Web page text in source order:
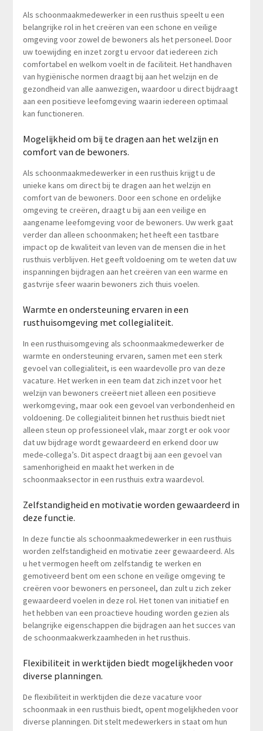
Als schoonmaakmedewerker in een rusthuis speelt u een
belangrijke rol in het creëren van een schone en veilige
omgeving voor zowel de bewoners als het personeel. Door
uw toewijding en inzet zorgt u ervoor dat iedereen zich
comfortabel en welkom voelt in de faciliteit. Het handhaven
van hygiënische normen draagt bij aan het welzijn en de
gezondheid van alle aanwezigen, waardoor u direct bijdraagt
aan een positieve leefomgeving waarin iedereen optimaal
kan functioneren.
Mogelijkheid om bij te dragen aan het welzijn en
comfort van de bewoners.
Als schoonmaakmedewerker in een rusthuis krijgt u de
unieke kans om direct bij te dragen aan het welzijn en
comfort van de bewoners. Door een schone en ordelijke
omgeving te creëren, draagt u bij aan een veilige en
aangename leefomgeving voor de bewoners. Uw werk gaat
verder dan alleen schoonmaken; het heeft een tastbare
impact op de kwaliteit van leven van de mensen die in het
rusthuis verblijven. Het geeft voldoening om te weten dat uw
inspanningen bijdragen aan het creëren van een warme en
gastvrije sfeer waarin bewoners zich thuis voelen.
Warmte en ondersteuning ervaren in een
rusthuisomgeving met collegialiteit.
In een rusthuisomgeving als schoonmaakmedewerker de
warmte en ondersteuning ervaren, samen met een sterk
gevoel van collegialiteit, is een waardevolle pro van deze
vacature. Het werken in een team dat zich inzet voor het
welzijn van bewoners creëert niet alleen een positieve
werkomgeving, maar ook een gevoel van verbondenheid en
voldoening. De collegialiteit binnen het rusthuis biedt niet
alleen steun op professioneel vlak, maar zorgt er ook voor
dat uw bijdrage wordt gewaardeerd en erkend door uw
mede-collega’s. Dit aspect draagt bij aan een gevoel van
samenhorigheid en maakt het werken in de
schoonmaaksector in een rusthuis extra waardevol.
Zelfstandigheid en motivatie worden gewaardeerd in
deze functie.
In deze functie als schoonmaakmedewerker in een rusthuis
worden zelfstandigheid en motivatie zeer gewaardeerd. Als
u het vermogen heeft om zelfstandig te werken en
gemotiveerd bent om een schone en veilige omgeving te
creëren voor bewoners en personeel, dan zult u zich zeker
gewaardeerd voelen in deze rol. Het tonen van initiatief en
het hebben van een proactieve houding worden gezien als
belangrijke eigenschappen die bijdragen aan het succes van
de schoonmaakwerkzaamheden in het rusthuis.
Flexibiliteit in werktijden biedt mogelijkheden voor
diverse planningen.
De flexibiliteit in werktijden die deze vacature voor
schoonmaak in een rusthuis biedt, opent mogelijkheden voor
diverse planningen. Dit stelt medewerkers in staat om hun